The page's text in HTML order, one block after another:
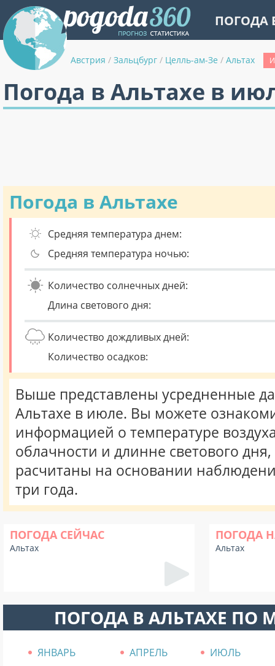
ПОГОДА
Австрия / Зальцбург / Целль-ам-Зе / Альтах
Погода в Альтахе в
Погода в Альтахе
Средняя температура днем:
Средняя температура ночью:
Количество солнечных дней:
Длина светового дня:
Количество дождливых дней:
Количество осадков:
Выше представлены усредненные
Альтахе в июле. Вы можете
информацией о температуре
облачности и длинне светового
расчитаны на основании
три года.
ПОГОДА СЕЙЧАС
Альтах
ПОГОДА
Альтах
ПОГОДА В АЛЬТАХЕ ПО
ЯНВАРЬ АПРЕЛЬ
ИЮЛЬ